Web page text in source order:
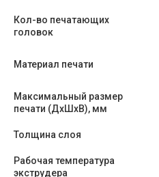
Кол-во печатающих
головок
Материал печати
Максимальный размер
печати (ДхШхВ), мм
Толщина слоя
Рабочая температура
экструдера